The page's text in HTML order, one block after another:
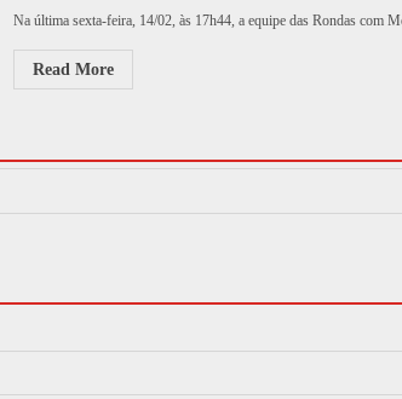
Na última sexta-feira, 14/02, às 17h44, a equipe das Rondas com
Read More